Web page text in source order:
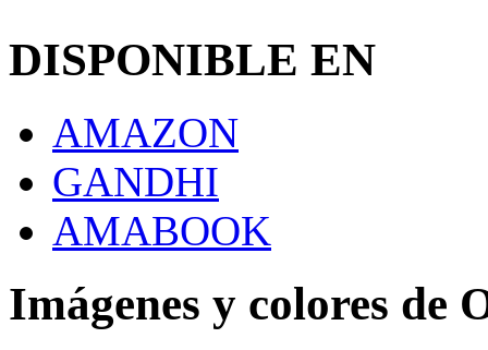
DISPONIBLE EN
AMAZON
GANDHI
AMABOOK
Imágenes y colores de